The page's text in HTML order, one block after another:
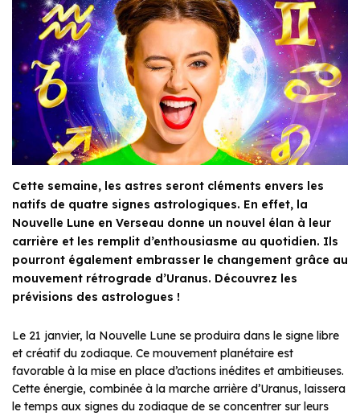
Cette semaine, les astres seront cléments envers les
natifs de quatre signes astrologiques. En effet, la
Nouvelle Lune en Verseau donne un nouvel élan à leur
carrière et les remplit d’enthousiasme au quotidien. Ils
pourront également embrasser le changement grâce au
mouvement rétrograde d’Uranus. Découvrez les
prévisions des astrologues !
Le 21 janvier, la Nouvelle Lune se produira dans le signe libre
et créatif du zodiaque. Ce mouvement planétaire est
favorable à la mise en place d’actions inédites et ambitieuses.
Cette énergie, combinée à la marche arrière d’Uranus, laissera
le temps aux signes du zodiaque de se concentrer sur leurs